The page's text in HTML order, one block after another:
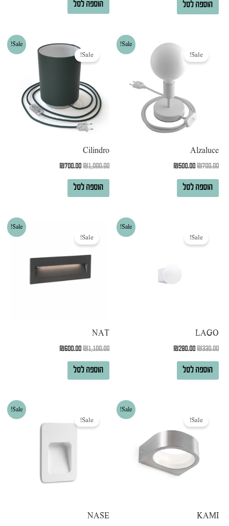
הוספה לסל הוספה לסל
Sale!
Sale!
Alzaluce
₪700.00
המקורי
היה:
₪500.00
המחיר
₪500.00.
הוספה לסל
Sale!
Sale!
Cilindro
₪1,000.00
המחיר
המקורי
היה:
₪1,000.00.
₪700.00
המחיר
הוא:
₪700.00.
הוספה לסל
Sale!
Sale!
LAGO
₪330.00
המקורי
היה:
₪280.00
הוספה לסל
Sale!
Sale!
NAT
₪1,100.00
המקורי
היה:
₪600.00
הוספה לסל
Sale!
Sale!
KAMI
המקורי
היה:
₪1,076.00.
₪600.00.
Sale!
Sale!
NASE
המקורי
היה: